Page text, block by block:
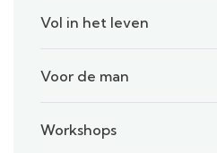
Vol in het leven
Voor de man
Workshops